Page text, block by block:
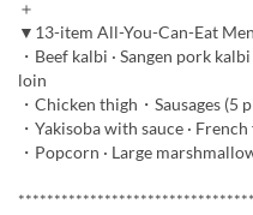
＋
▼13-item All-You-Can-Eat
・Beef kalbi · Sangen pork
loin
・Chicken thigh・Sausages (5
・Yakisoba with sauce ·
・Popcorn · Large